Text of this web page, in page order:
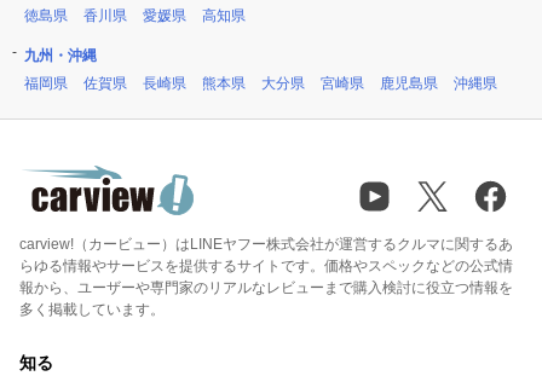
徳島県
香川県 愛媛県 高知県
九州・沖縄
福岡県
佐賀県 長崎県 熊本県 大分県 宮崎県 鹿児島県 沖縄県
carview!（カービュー）はLINEヤフー株式会社が運営するクルマに関するあ
らゆる情報やサービスを提供するサイトです。価格やスペックなどの公式情
報から、ユーザーや専門家のリアルなレビューまで購入検討に役立つ情報を
多く掲載しています。
知る